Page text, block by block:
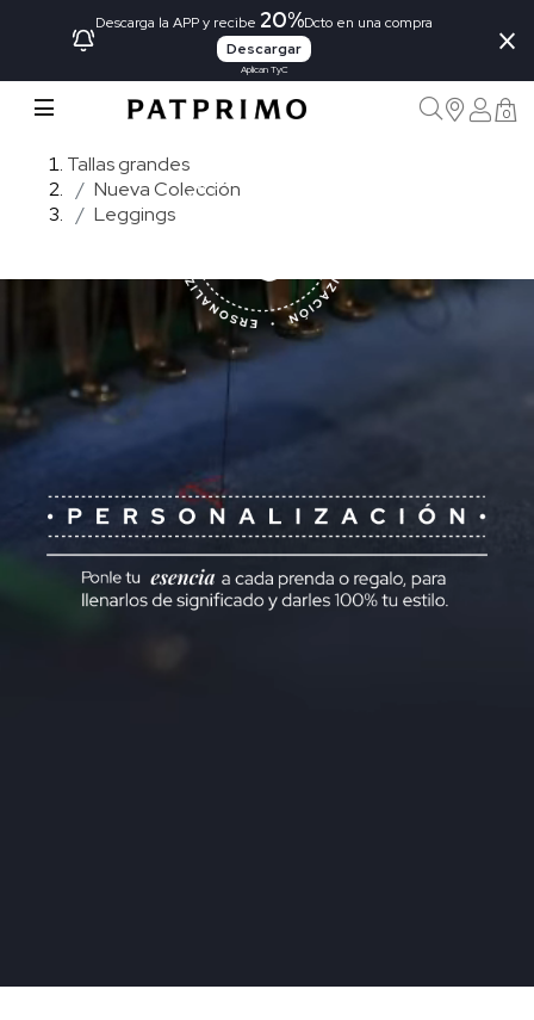
Descarga la APP y recibe 20%Dcto en una compra
Descargar
Aplican TyC
×
0
Tallas grandes
Nueva Colección
Leggings